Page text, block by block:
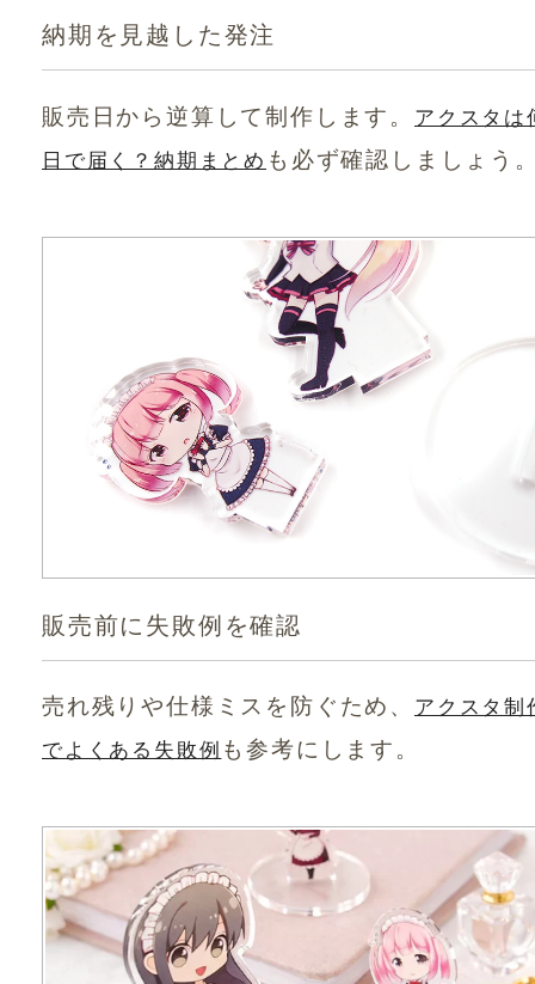
納期を見越した発注
販売日から逆算して制作します。
アクスタは
日で届く？納期まとめ も必ず確認しましょう
販売前に失敗例を確認
売れ残りや仕様ミスを防ぐため、
アクスタ制
でよくある失敗例 も参考にします。